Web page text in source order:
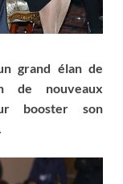
grand élan de
de nouveaux
booster son